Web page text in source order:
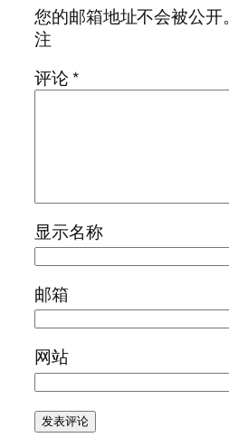
您的邮箱地址不会被公开。
注
评论*
显示名称
邮箱
网站